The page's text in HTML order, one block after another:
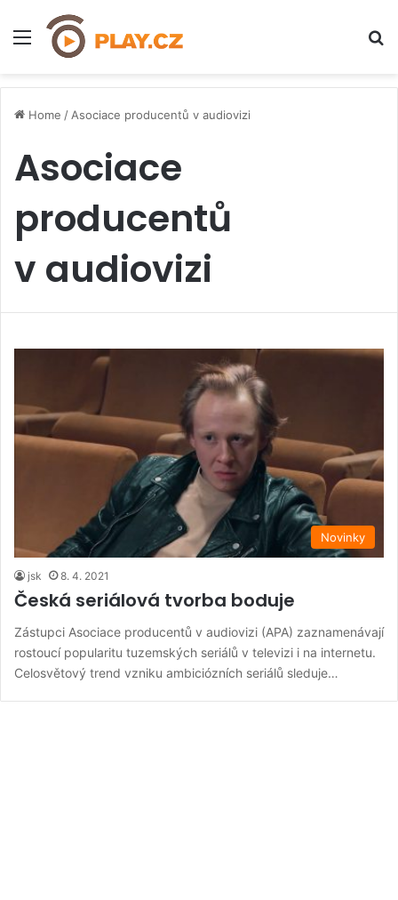
Menu
Home / Asociace producentů v audiovizi
Asociace
producentů
v audiovizi
Novinky
jsk 8. 4. 2021
Česká seriálová tvorba boduje
Zástupci Asociace producentů v audiovizi (APA) zaznamenávají
rostoucí popularitu tuzemských seriálů v televizi i na internetu.
Celosvětový trend vzniku ambiciózních seriálů sleduje…